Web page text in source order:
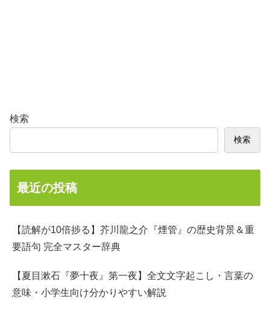
検索
検索
最近の投稿
【読解が10倍捗る】芥川龍之介『煙管』の歴史背景＆重
要語句 完全マスター辞典
【夏目漱石『夢十夜』第一夜】全文文字起こし・言葉の
意味・小学生向け分かりやすい解説